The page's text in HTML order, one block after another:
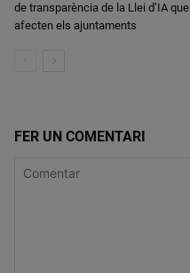
de transparència de la Llei d’IA que
afecten els ajuntaments
FER UN COMENTARI